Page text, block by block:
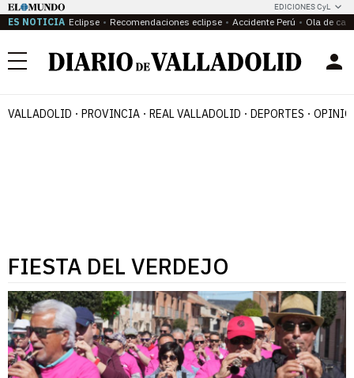
EDICIONES CyL
ES NOTICIA Eclipse Recomendaciones eclipse Accidente Perú Ola de
Menú
VALLADOLID PROVINCIA REAL VALLADOLID DEPORTES
FIESTA DEL VERDEJO